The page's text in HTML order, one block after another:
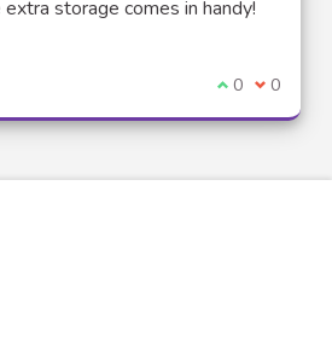
storage comes in handy!
Je suis
0 Je ne
0